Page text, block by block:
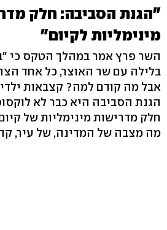
"הגנת הסביבה: חלק
מינימליות לקיום"
השר פרץ אמר במהלך הטקס כי
בלילה עם שר האוצר, כל אחד
אבל מה קודם למה? קצבאות
הגנת הסביבה היא כבר לא
חלק מדרישות מינימליות של
מה מצבה של המדינה, של עיר,